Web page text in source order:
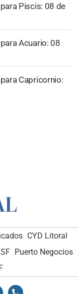
Piscis: 08 de
Acuario: 08
Capricornio:
CYD Litoral
Puerto Negocios